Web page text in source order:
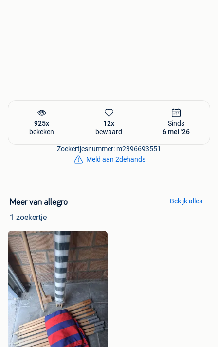
925x
bekeken
12x
bewaard
Sinds
6 mei '26
Zoekertjesnummer: m2396693551
Meld aan 2dehands
Meer van allegro
1 zoekertje
Bekijk alles